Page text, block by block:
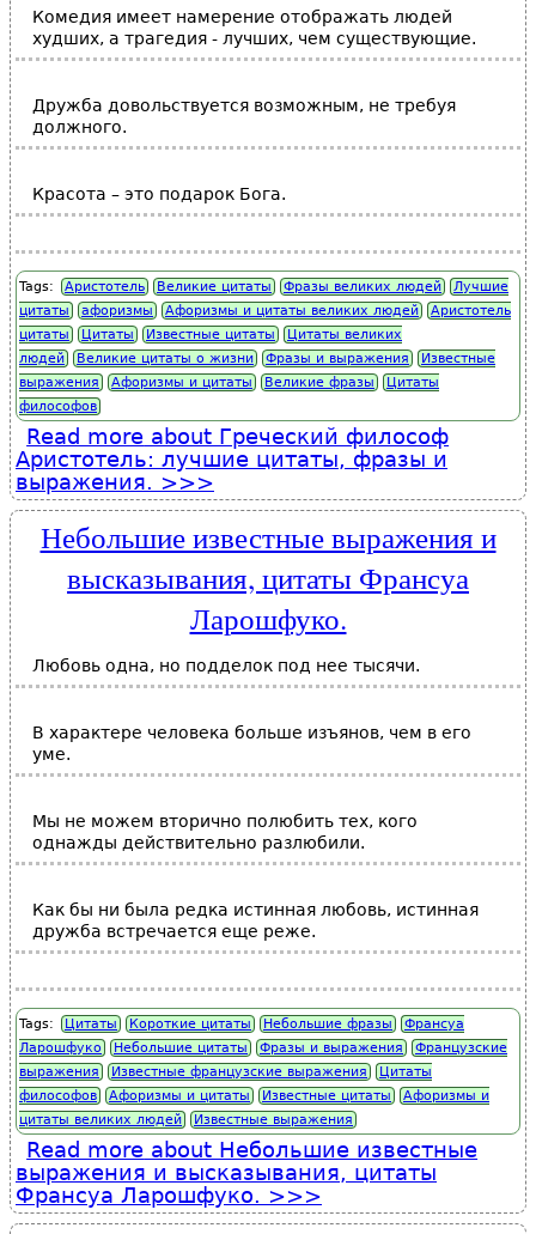
Комедия имеет намерение отображать людей
худших, а трагедия - лучших, чем существующие.
Дружба довольствуется возможным, не требуя
должного.
Красота – это подарок Бога.
Tags: Аристотель Великие цитаты Фразы великих людей
Лучшие
цитаты
афоризмы Афоризмы и цитаты великих людей
Аристотель
цитаты
Цитаты Известные цитаты
Цитаты великих
людей
Великие цитаты о жизни Фразы и выражения
Известные
выражения
Афоризмы и цитаты Великие фразы
Цитаты
философов
Read more about Греческий философ
Аристотель: лучшие цитаты, фразы и
выражения.
Небольшие известные выражения и
высказывания, цитаты Франсуа
Ларошфуко.
Любовь одна, но подделок под нее тысячи.
В характере человека больше изъянов, чем в его
уме.
Мы не можем вторично полюбить тех, кого
однажды действительно разлюбили.
Как бы ни была редка истинная любовь, истинная
дружба встречается еще реже.
Tags: Цитаты Короткие цитаты Небольшие фразы
Франсуа
Ларошфуко
Небольшие цитаты Фразы и выражения
Французские
выражения
Известные французские выражения
Цитаты
философов
Афоризмы и цитаты Известные цитаты
Афоризмы и
цитаты великих людей
Известные выражения
Read more about Небольшие известные
выражения и высказывания, цитаты
Франсуа Ларошфуко.